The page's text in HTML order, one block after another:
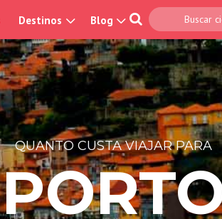
Destinos Blog
QUANTO CUSTA VIAJAR PARA